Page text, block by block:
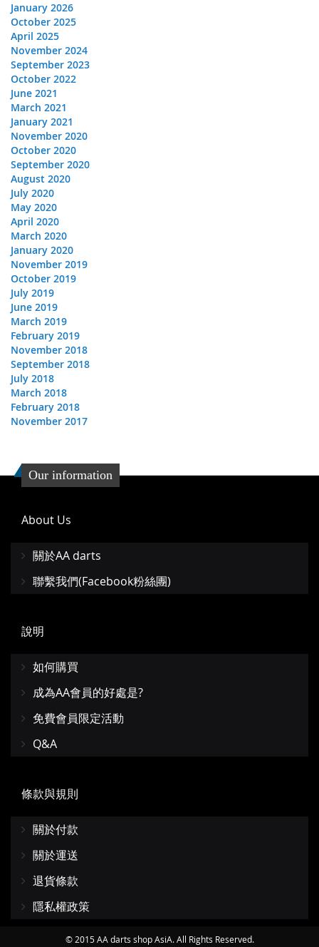
January 2026
October 2025
April 2025
November 2024
September 2023
October 2022
June 2021
March 2021
January 2021
November 2020
October 2020
September 2020
August 2020
July 2020
May 2020
April 2020
March 2020
January 2020
November 2019
October 2019
July 2019
June 2019
March 2019
February 2019
November 2018
September 2018
July 2018
March 2018
February 2018
November 2017
Our information
About Us
關於AA darts
聯繫我們(Facebook粉絲團)
說明
如何購買
成為AA會員的好處是?
免費會員限定活動
Q&A
條款與規則
關於付款
關於運送
退貨條款
隱私權政策
© 2015 AA darts shop AsiA. All Rights Reserved.